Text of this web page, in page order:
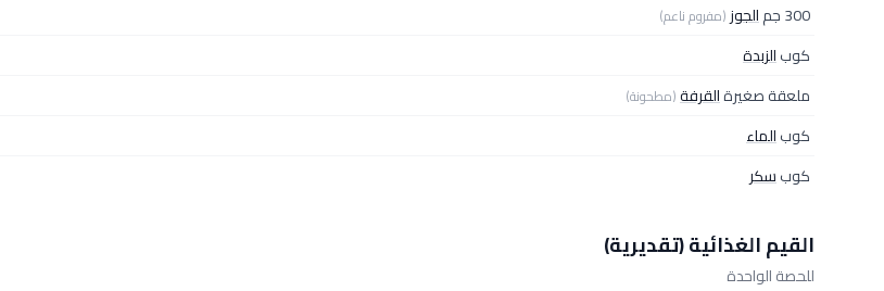
300 جم الجوز (مفروم ناعم)
كوبالزبدة
ملعقة صغيرةالقرفة(مطحونة)
كوبالماء
كوبسكر
القيم الغذائية (تقديرية)
للحصة الواحدة